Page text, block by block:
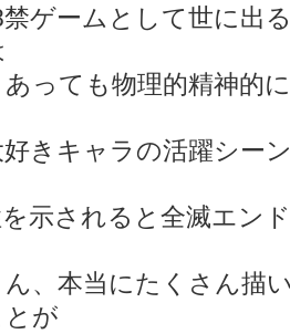
ゲームとして世に出
っても物理的精神的
きキャラの活躍シー
示されると全滅エン
、本当にたくさん描
が